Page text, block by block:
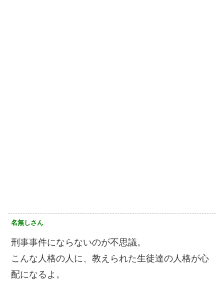
名無しさん
刑事事件にならないのが不思議。
こんな人格の人に、教えられた生徒達の人格が心
配になるよ。